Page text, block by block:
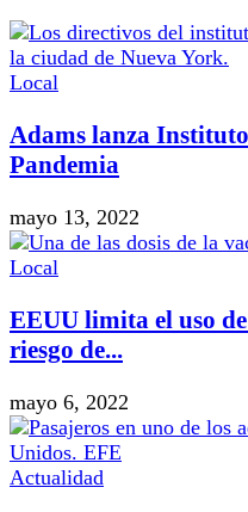
Local
Adams lanza Instituto
Pandemia
mayo 13, 2022
Local
EEUU limita el uso
riesgo de...
mayo 6, 2022
Actualidad